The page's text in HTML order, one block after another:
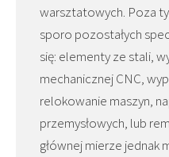
warsztatowych. Poza
sporo pozostałych
się: elementy ze stali,
mechanicznej CNC,
relokowanie maszyn,
przemysłowych, lub
głównej mierze jednak